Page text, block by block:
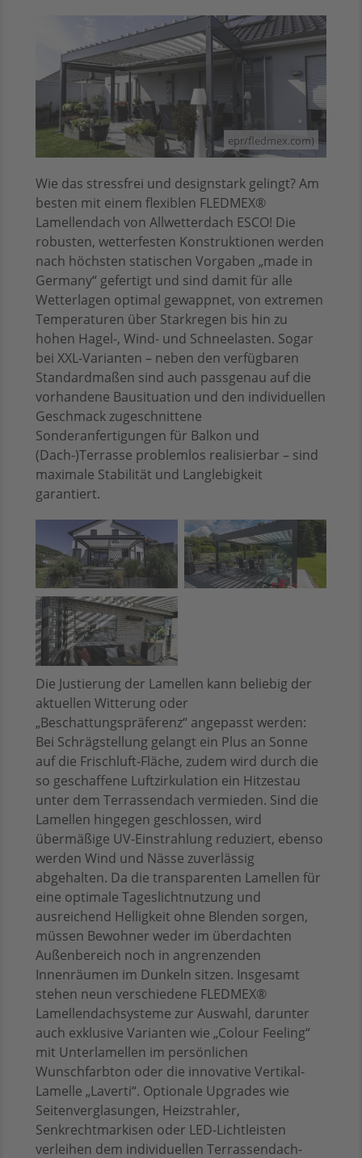
epr/fledmex.com)
Wie das stressfrei und designstark gelingt? Am
besten mit einem flexiblen FLEDMEX®
Lamellendach von Allwetterdach ESCO! Die
robusten, wetterfesten Konstruktionen werden
nach höchsten statischen Vorgaben „made in
Germany“ gefertigt und sind damit für alle
Wetterlagen optimal gewappnet, von extremen
Temperaturen über Starkregen bis hin zu
hohen Hagel-, Wind- und Schneelasten. Sogar
bei XXL-Varianten – neben den verfügbaren
Standardmaßen sind auch passgenau auf die
vorhandene Bausituation und den individuellen
Geschmack zugeschnittene
Sonderanfertigungen für Balkon und
(Dach-)Terrasse problemlos realisierbar – sind
maximale Stabilität und Langlebigkeit
garantiert.
Die Justierung der Lamellen kann beliebig der
aktuellen Witterung oder
„Beschattungspräferenz“ angepasst werden:
Bei Schrägstellung gelangt ein Plus an Sonne
auf die Frischluft-Fläche, zudem wird durch die
so geschaffene Luftzirkulation ein Hitzestau
unter dem Terrassendach vermieden. Sind die
Lamellen hingegen geschlossen, wird
übermäßige UV-Einstrahlung reduziert, ebenso
werden Wind und Nässe zuverlässig
abgehalten. Da die transparenten Lamellen für
eine optimale Tageslichtnutzung und
ausreichend Helligkeit ohne Blenden sorgen,
müssen Bewohner weder im überdachten
Außenbereich noch in angrenzenden
Innenräumen im Dunkeln sitzen. Insgesamt
stehen neun verschiedene FLEDMEX®
Lamellendachsysteme zur Auswahl, darunter
auch exklusive Varianten wie „Colour Feeling“
mit Unterlamellen im persönlichen
Wunschfarbton oder die innovative Vertikal-
Lamelle „Laverti“. Optionale Upgrades wie
Seitenverglasungen, Heizstrahler,
Senkrechtmarkisen oder LED-Lichtleisten
verleihen dem individuellen Terrassendach-